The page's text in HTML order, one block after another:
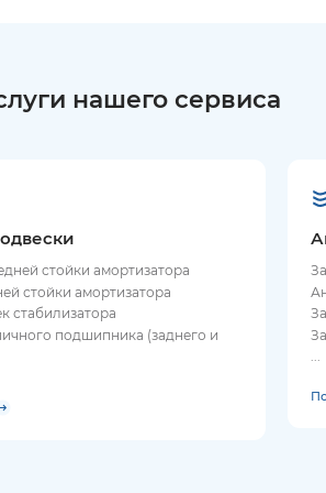
нашего сервиса
стойки амортизатора
стойки амортизатора
стабилизатора
подшипника (заднего и